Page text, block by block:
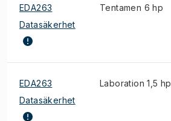
EDA263
Datasäkerhet
Tentamen 6 hp
EDA263
Datasäkerhet
Laboration 1,5 hp